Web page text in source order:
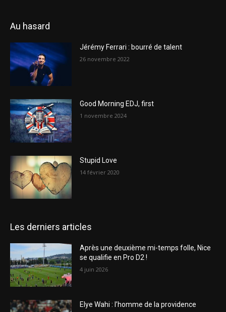
Au hasard
Jérémy Ferrari : bourré de talent
26 novembre 2022
Good Morning EDJ, first
1 novembre 2024
Stupid Love
14 février 2020
Les derniers articles
Après une deuxième mi-temps folle, Nice
se qualifie en Pro D2 !
4 juin 2026
Elye Wahi : l’homme de la providence